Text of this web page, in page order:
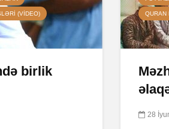
(VIDEO)
birlik
QURAN
28